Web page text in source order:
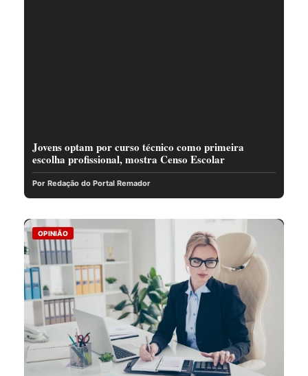
Jovens optam por curso técnico como primeira
escolha profissional, mostra Censo Escolar
Por Redação do Portal Remador
OPINIÃO